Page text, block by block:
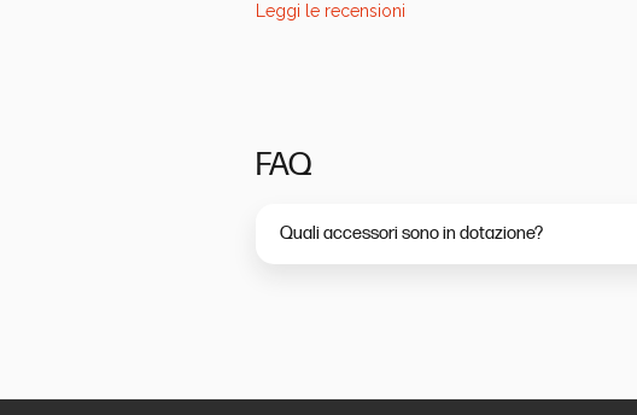
Leggi le recensioni
FAQ
Quali accessori sono in dotazione?